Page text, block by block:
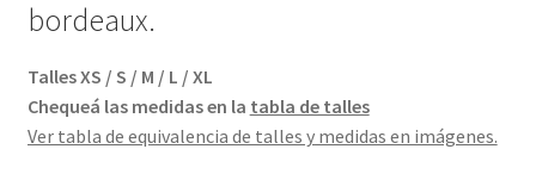
bordeaux.
Talles XS / S / M / L / XL
Chequeá las medidas en la tabla de talles
Ver tabla de equivalencia de talles y medidas en imágenes.